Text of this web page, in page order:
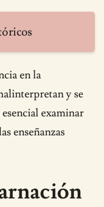
en la
y se
examinar
enseñanzas